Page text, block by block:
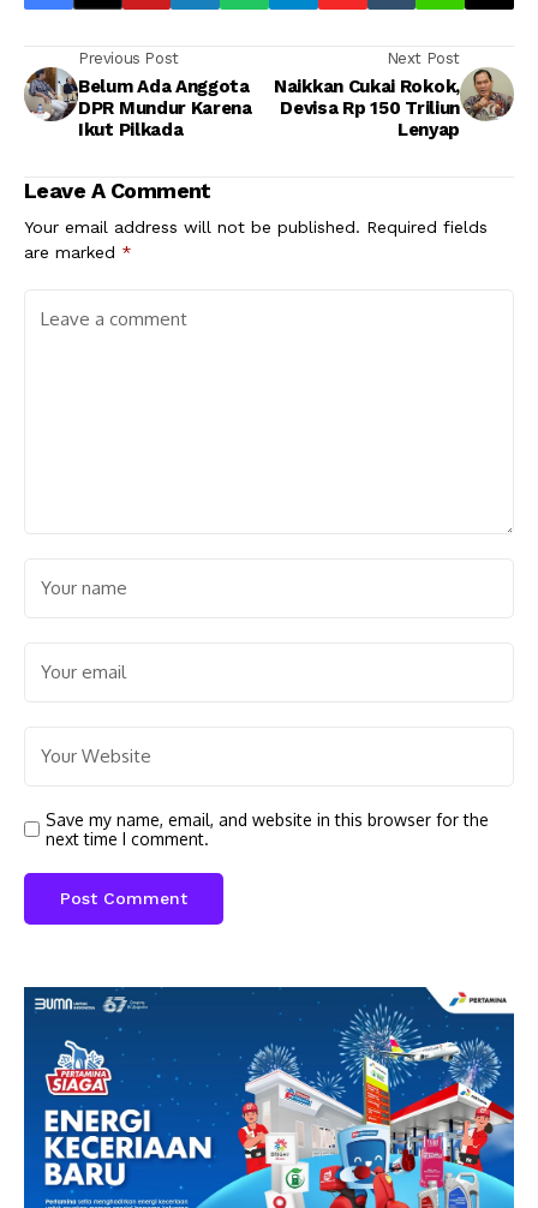
Previous Post
Belum Ada Anggota
DPR Mundur Karena
Ikut Pilkada
Next Post
Naikkan Cukai Rokok,
Devisa Rp 150 Triliun
Lenyap
Leave A Comment
Your email address will not be published. Required fields
are marked *
Save my name, email, and website in this browser for the
next time I comment.